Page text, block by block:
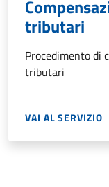
tributari
Procedimento di
tributari
VAI AL SERVIZIO